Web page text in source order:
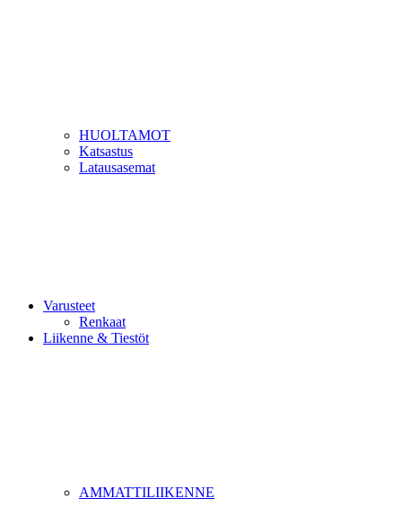
HUOLTAMOT
Katsastus
Latausasemat
Varusteet
Renkaat
Liikenne & Tiestöt
AMMATTILIIKENNE